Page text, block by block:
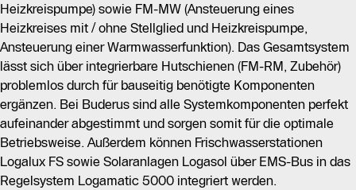
Der Bedienkomfort wird durch einen großen LED-
Streifen an der Front des Geräts erhöht, der den
Betriebsstatus aus der Ferne anzeigt. Die interne
Kommunikation erfolgt über ein CBC-BUS
Netzwerkkabel, und eine USB-Schnittstelle ist
integriert. Zudem ermöglicht das Internet-Portal Control
Center Commercial(PLUS) das Monitoring und die
Parametrierung der Anlage über das Master-Regelgerät
Logamatic 5311/5313.
Heizkreispumpe) sowie FM-MW (Ansteuerung eines
Heizkreises mit / ohne Stellglied und Heizkreispumpe,
Ansteuerung einer Warmwasserfunktion). Das Gesamtsystem
lässt sich über integrierbare Hutschienen (FM-RM, Zubehör)
problemlos durch für bauseitig benötigte Komponenten
ergänzen. Bei Buderus sind alle Systemkomponenten perfekt
aufeinander abgestimmt und sorgen somit für die optimale
Betriebsweise. Außerdem können Frischwasserstationen
Logalux FS sowie Solaranlagen Logasol über EMS-Bus in das
Regelsystem Logamatic 5000 integriert werden.